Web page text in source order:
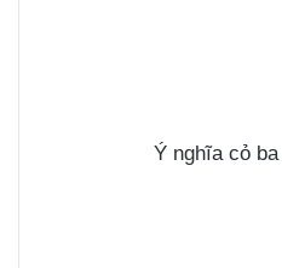
Ý nghĩa cỏ